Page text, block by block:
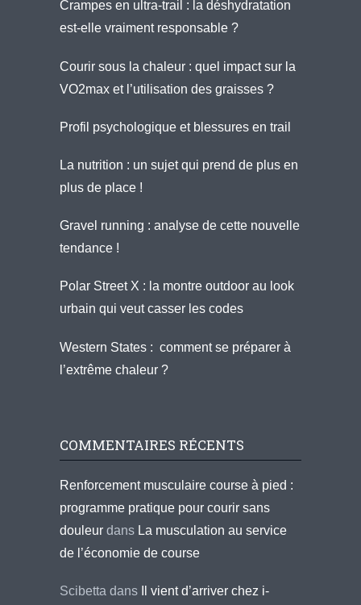
Crampes en ultra-trail : la déshydratation
est-elle vraiment responsable ?
Courir sous la chaleur : quel impact sur la
VO2max et l’utilisation des graisses ?
Profil psychologique et blessures en trail
La nutrition : un sujet qui prend de plus en
plus de place !
Gravel running : analyse de cette nouvelle
tendance !
Polar Street X : la montre outdoor au look
urbain qui veut casser les codes
Western States : comment se préparer à
l’extrême chaleur ?
COMMENTAIRES RÉCENTS
Renforcement musculaire course à pied :
programme pratique pour courir sans
douleur dans La musculation au service
de l’économie de course
Scibetta dans
Il vient d’arriver chez i-